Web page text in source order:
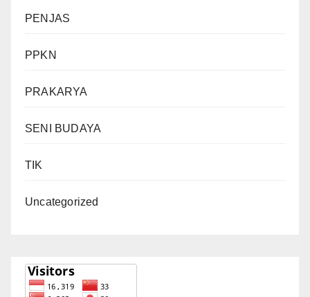
PENJAS
PPKN
PRAKARYA
SENI BUDAYA
TIK
Uncategorized